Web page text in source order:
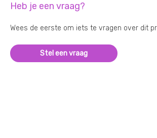
Heb je een vraag?
Wees de eerste om iets te vragen over dit
Stel een vraag